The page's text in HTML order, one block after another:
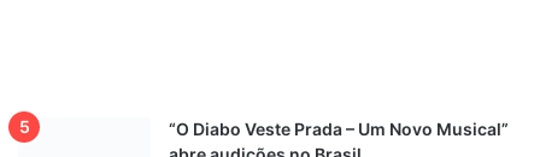
“O Diabo Veste Prada – Um Novo Musical”